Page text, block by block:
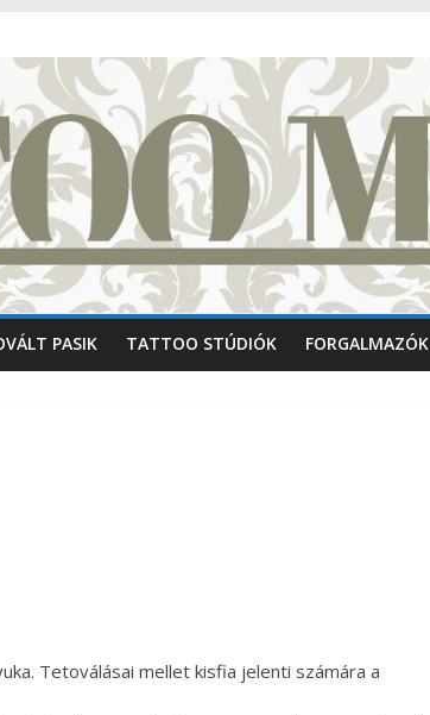
PASIK TATTOO STÚDIÓK FORGALMAZÓK
Tetoválásai mellet kisfia jelenti számára a